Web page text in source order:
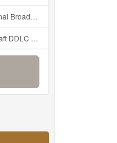
Lyrics Mp3
Stupendium Mp3